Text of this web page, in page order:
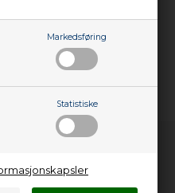
Markedsføring
Statistiske